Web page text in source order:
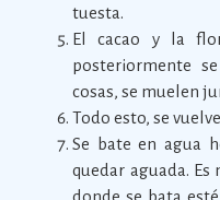
tuesta.
El cacao y la
posteriormente
cosas, se muelen
Todo esto, se
Se bate en agua
quedar aguada.
donde se bata